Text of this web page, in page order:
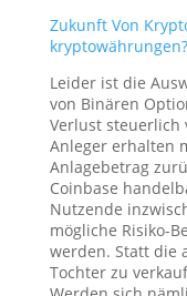
Zukunft Von
kryptowährungen?
Leider ist die
von Binären
Verlust steuerlich
Anleger erhalten
Anlagebetrag
Coinbase
Nutzende
mögliche Risiko-
werden. Statt die
Tochter zu